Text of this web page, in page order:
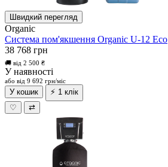
Швидкий перегляд
Organic
Система пом'якшення Organic U-12 Eco
38 768 грн
🚚 від 2 500 ₴
У наявності
або від 9 692 грн/міс
У кошик
⚡ 1 клік
♡
⇄